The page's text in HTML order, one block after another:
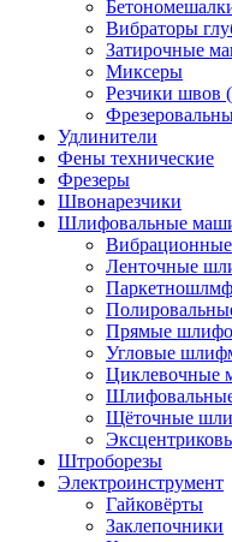
Вибраторы
Затирочные
Миксеры
Резчики швов
Удлинители
Фены технические
Фрезеры
Швонарезчики
Шлифовальные
Ленточные
Прямые
Угловые
Циклевочные
Щёточные
Штроборезы
Электроинструмент
Гайковёрты
Заклепочники